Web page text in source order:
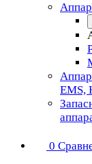
EMS,
0